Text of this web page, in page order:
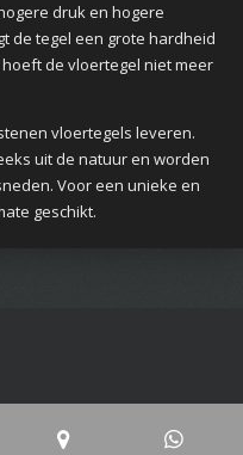
druk en hogere
de tegel een grote hardheid
de vloertegel niet meer
vloertegels leveren.
uit de natuur en worden
Voor een unieke en
geschikt.